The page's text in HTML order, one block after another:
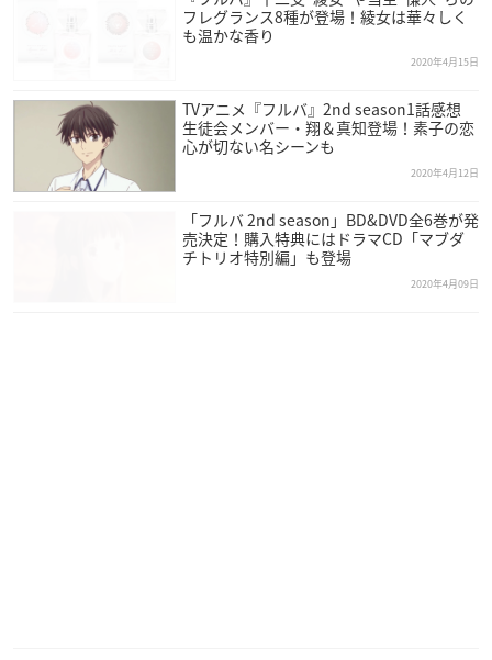
フレグランス8種が登場！綾女は華々しく
も温かな香り
2020年4月15日
TVアニメ『フルバ』2nd season1話感想
生徒会メンバー・翔＆真知登場！素子の恋
心が切ない名シーンも
2020年4月12日
「フルバ 2nd season」BD&DVD全6巻が発
売決定！購入特典にはドラマCD「マブダ
チトリオ特別編」も登場
2020年4月09日